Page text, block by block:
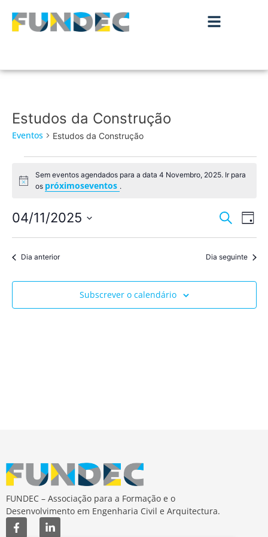
Estudos da Construção
Eventos Estudos da Construção
Aviso
Sem eventos agendados para a data 4 Novembro, 2025. Ir para
os próximoseventos .
de
e
Pesquisar
de
de
Dia
04/11/2025
a
data.Dia anterior Dia seguinte
Subscrever o calendário
FUNDEC – Associação para a Formação e o
Desenvolvimento em Engenharia Civil e Arquitectura.